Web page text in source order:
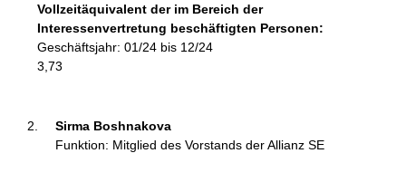
o
n
e
n
Vollzeitäquivalent der im Bereich der
Interessenvertretung beschäftigten Personen:
Geschäftsjahr: 01/24 bis 12/24
3,73
Sirma Boshnakova
Funktion: Mitglied des Vorstands der Allianz SE